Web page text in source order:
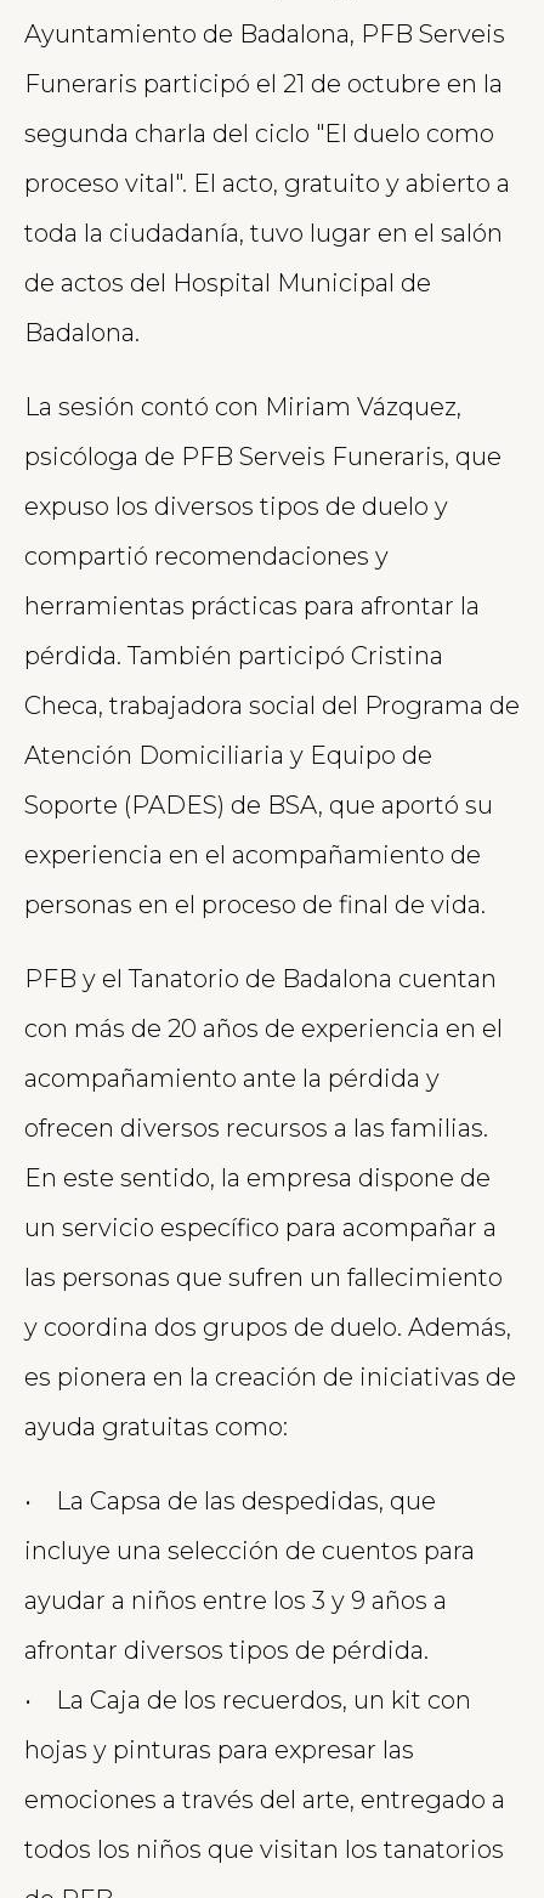
Ayuntamiento de Badalona, PFB Serveis
Funeraris participó el 21 de octubre en la
segunda charla del ciclo "El duelo como
proceso vital". El acto, gratuito y abierto a
toda la ciudadanía, tuvo lugar en el salón
de actos del Hospital Municipal de
Badalona.
La sesión contó con Miriam Vázquez,
psicóloga de PFB Serveis Funeraris, que
expuso los diversos tipos de duelo y
compartió recomendaciones y
herramientas prácticas para afrontar la
pérdida. También participó Cristina
Checa, trabajadora social del Programa de
Atención Domiciliaria y Equipo de
Soporte (PADES) de BSA, que aportó su
experiencia en el acompañamiento de
personas en el proceso de final de vida.
PFB y el Tanatorio de Badalona cuentan
con más de 20 años de experiencia en el
acompañamiento ante la pérdida y
ofrecen diversos recursos a las familias.
En este sentido, la empresa dispone de
un servicio específico para acompañar a
las personas que sufren un fallecimiento
y coordina dos grupos de duelo. Además,
es pionera en la creación de iniciativas de
ayuda gratuitas como:
• La Capsa de las despedidas, que
incluye una selección de cuentos para
ayudar a niños entre los 3 y 9 años a
afrontar diversos tipos de pérdida.
• La Caja de los recuerdos, un kit con
hojas y pinturas para expresar las
emociones a través del arte, entregado a
todos los niños que visitan los tanatorios